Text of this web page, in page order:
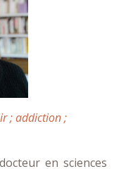
; addiction ;
en sciences